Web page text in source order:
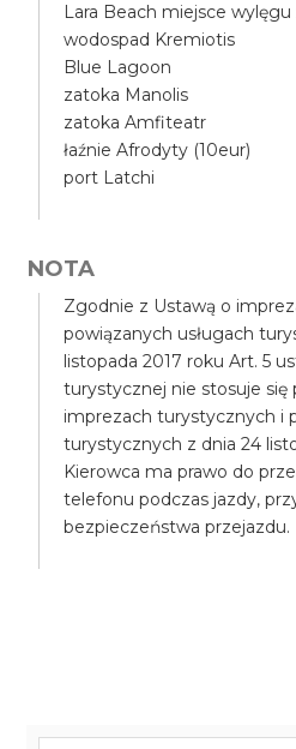
Lara Beach miejsce wylęgu
wodospad Kremiotis
Blue Lagoon
zatoka Manolis
zatoka Amfiteatr
łaźnie Afrodyty (10eur)
port Latchi
NOTA
Zgodnie z Ustawą o
powiązanych usługach
listopada 2017 roku Art. 5
turystycznej nie stosuje się
imprezach turystycznych i
turystycznych z dnia 24
Kierowca ma prawo do
telefonu podczas jazdy,
bezpieczeństwa przejazdu.